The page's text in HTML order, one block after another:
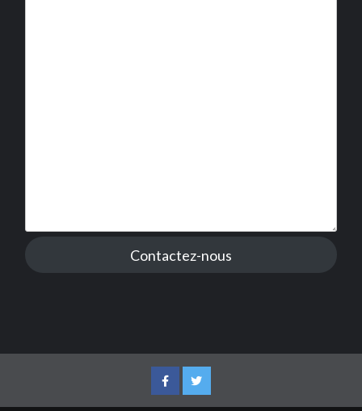
Contactez-nous
FacebookTwitter